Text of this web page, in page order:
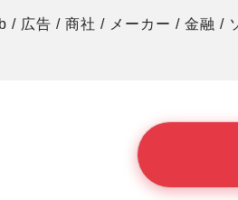
/ 広告 / 商社 / メーカー / 金融 /